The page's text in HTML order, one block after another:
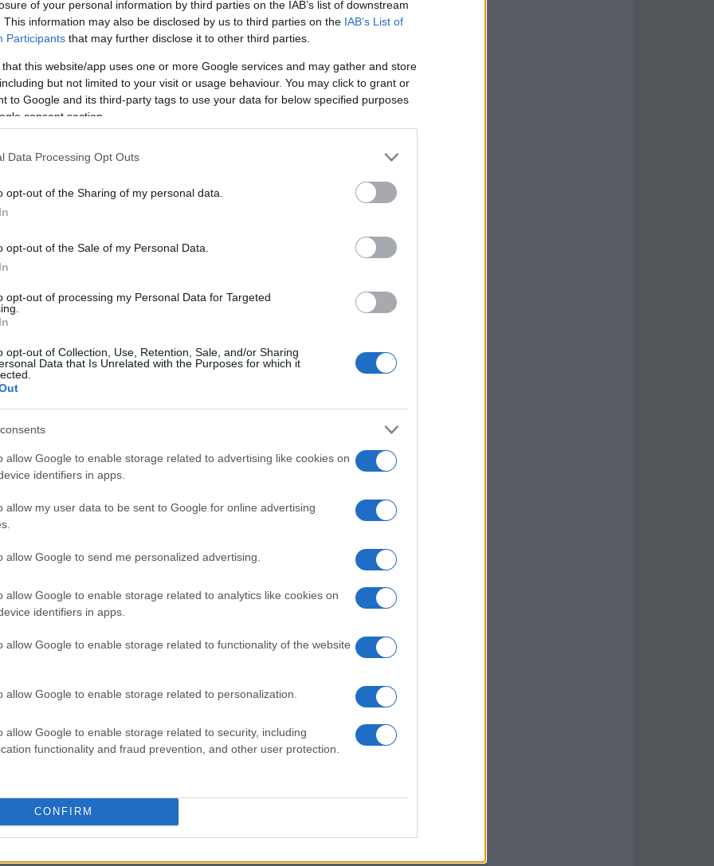
of your personal information by third parties on the IAB’s list of downstream
This information may also be disclosed by us to third parties on the IAB’s List of
Participants that may further disclose it to other third parties.
that this website/app uses one or more Google services and may gather and store
but not limited to your visit or usage behaviour. You may click to grant or
to Google and its third-party tags to use your data for below specified purposes
consent section.
Data Processing Opt Outs
opt-out of the Sharing of my personal data.
opt-out of the Sale of my Personal Data.
opt-out of processing my Personal Data for Targeted
opt-out of Collection, Use, Retention, Sale, and/or Sharing
Data that Is Unrelated with the Purposes for which it
allow Google to enable storage related to advertising like cookies on
identifiers in apps.
allow my user data to be sent to Google for online advertising
allow Google to send me personalized advertising.
allow Google to enable storage related to analytics like cookies on
identifiers in apps.
allow Google to enable storage related to functionality of the website
allow Google to enable storage related to personalization.
allow Google to enable storage related to security, including
functionality and fraud prevention, and other user protection.
CONFIRM
del 2026 che non ha ancora vinto
creare unasuper coppia spagnolaconMarc
ufficiale ha suscitato qualche polemica,
VR46
Apriliache avrà 3 italiani su 4: